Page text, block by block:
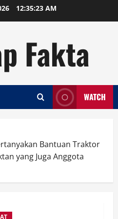
12:35:23 AM
Fakta
WATCH
Bantuan Traktor
yang Juga Anggota